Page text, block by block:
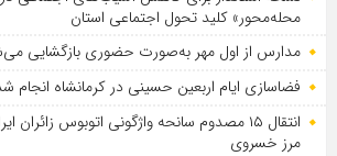
محله‌محور» کلید تحول اجتماعی استان
مدارس از اول مهر به‌صورت حضوری بازگشایی
فضاسازی ایام اربعین حسینی در کرمانشاه انجام
انتقال ۱۵ مصدوم سانحه واژگونی اتوبوس
مرز خسروی